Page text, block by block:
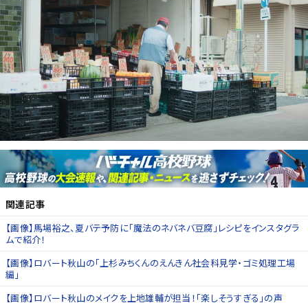
関連記事
【画像】馬場裕之、夏バテ予防に「魔法のネバネバ豆腐」レシピをインスタグラ
ムで紹介！
【画像】ロバート秋山の「上杉みちくんのえんきん社会科見学・ゴミ処理工場
編」
【画像】ロバート秋山のメイクを上地雄輔が担当！「楽しそうすぎる」の声